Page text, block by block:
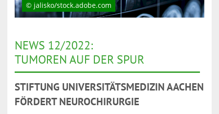
© jalisko/stock.adobe.com
NEWS 12/2022:
TUMOREN AUF DER SPUR
STIFTUNG UNIVERSITÄTSMEDIZIN AACHEN
FÖRDERT NEUROCHIRURGIE